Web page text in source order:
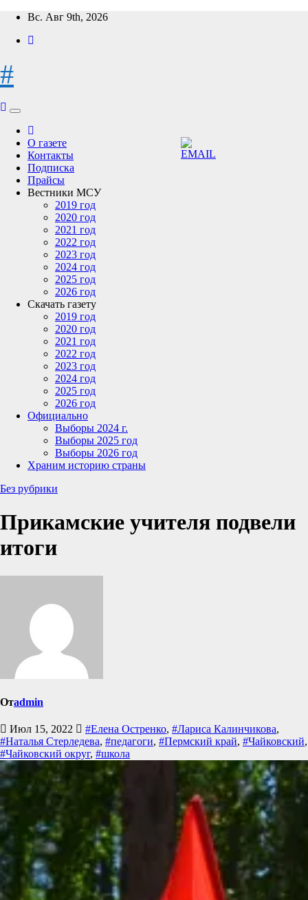
Перейти
содержимому
Вс. Авг 9th, 2026
#
О газете
Контакты
Подписка
Прайсы
Вестники МСУ
2019 год
2020 год
2021 год
2022 год
2023 год
2024 год
2025 год
2026 год
Скачать газету
2019 год
2020 год
2021 год
2022 год
2023 год
2024 год
2025 год
2026 год
Официально
Выборы 2024 г.
Выборы 2025 год
Выборы 2026 год
Храним историю страны
Без рубрики
Прикамские учителя подвели
итоги
Отadmin
Июл 15, 2022 #Елена Остренко, #Лариса Калинчикова,
#Наталья Стерледева, #педагоги, #Пермский край, #Чайковский,
#Чайковский округ, #школа